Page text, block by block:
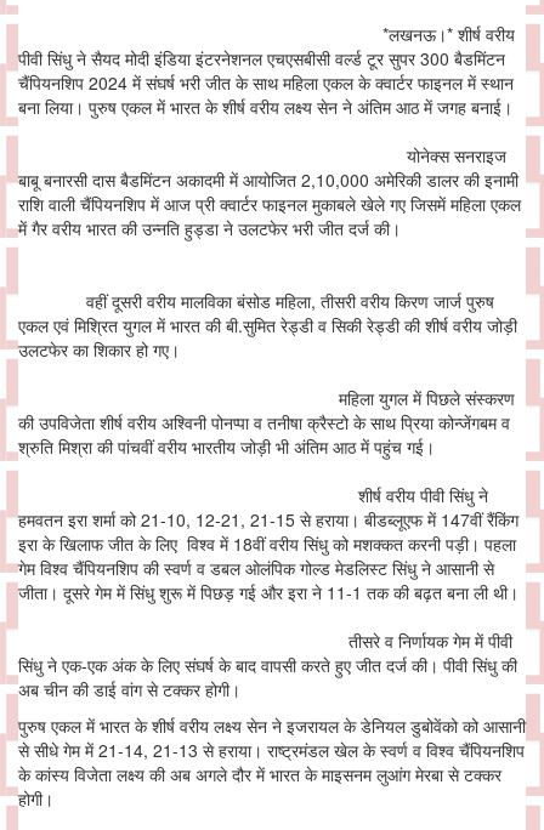
*लखनऊ।* शीर्ष वरीय
पीवी सिंधु ने सैयद मोदी इंडिया इंटरनेशनल एचएसबीसी वर्ल्ड टूर सुपर 300 बैडमिंटन
चैंपियनशिप 2024 में संघर्ष भरी जीत के साथ महिला एकल के क्वार्टर फाइनल में स्थान
बना लिया। पुरुष एकल में भारत के शीर्ष वरीय लक्ष्य सेन ने अंतिम आठ में जगह बनाई।
योनेक्स सनराइज
बाबू बनारसी दास बैडमिंटन अकादमी में आयोजित 2,10,000 अमेरिकी डालर की इनामी
राशि वाली चैंपियनशिप में आज प्री क्वार्टर फाइनल मुकाबले खेले गए जिसमें महिला एकल
में गैर वरीय भारत की उन्नति हुड्डा ने उलटफेर भरी जीत दर्ज की।
वहीं दूसरी वरीय मालविका बंसोड महिला, तीसरी वरीय किरण जार्ज पुरुष
एकल एवं मिश्रित युगल में भारत की बी.सुमित रेड्डी व सिकी रेड्डी की शीर्ष वरीय जोड़ी
उलटफेर का शिकार हो गए।
महिला युगल में पिछले संस्करण
की उपविजेता शीर्ष वरीय अश्विनी पोनप्पा व तनीषा क्रैस्टो के साथ प्रिया कोन्जेंगबम व
श्रुति मिश्रा की पांचवीं वरीय भारतीय जोड़ी भी अंतिम आठ में पहुंच गई।
शीर्ष वरीय पीवी सिंधु ने
हमवतन इरा शर्मा को 21-10, 12-21, 21-15 से हराया। बीडब्लूएफ में 147वीं रैंकिंग
इरा के खिलाफ जीत के लिए विश्व में 18वीं वरीय सिंधु को मशक्कत करनी पड़ी। पहला
गेम विश्व चैंपियनशिप की स्वर्ण व डबल ओलंपिक गोल्ड मेडलिस्ट सिंधु ने आसानी से
जीता। दूसरे गेम में सिंधु शुरू में पिछड़ गई और इरा ने 11-1 तक की बढ़त बना ली थी।
तीसरे व निर्णायक गेम में पीवी
सिंधु ने एक-एक अंक के लिए संघर्ष के बाद वापसी करते हुए जीत दर्ज की। पीवी सिंधु की
अब चीन की डाई वांग से टक्कर होगी।
पुरुष एकल में भारत के शीर्ष वरीय लक्ष्य सेन ने इजरायल के डेनियल डुबोवेंको को आसानी
से सीधे गेम में 21-14, 21-13 से हराया। राष्ट्रमंडल खेल के स्वर्ण व विश्व चैंपियनशिप
के कांस्य विजेता लक्ष्य की अब अगले दौर में भारत के माइसनम लुआंग मेरबा से टक्कर
होगी।